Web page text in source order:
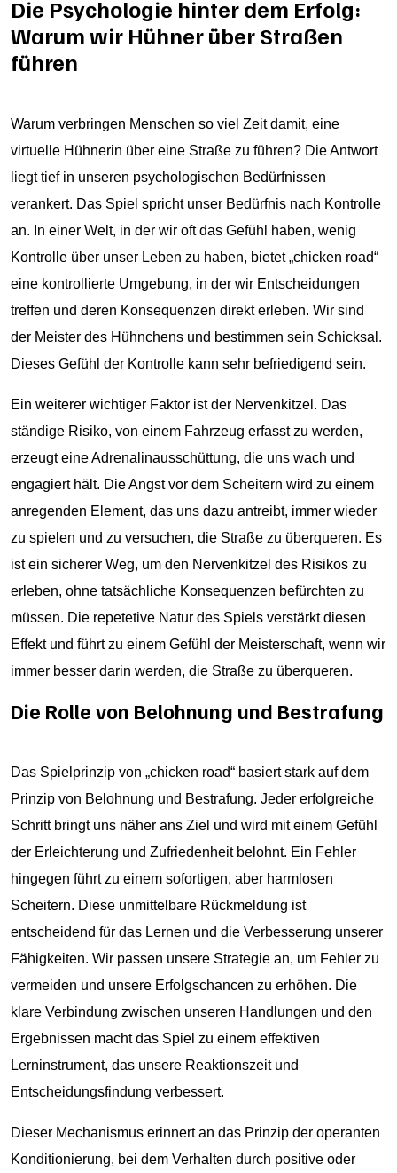
Die Psychologie hinter dem Erfolg:
Warum wir Hühner über Straßen
führen
Warum verbringen Menschen so viel Zeit damit, eine
virtuelle Hühnerin über eine Straße zu führen? Die Antwort
liegt tief in unseren psychologischen Bedürfnissen
verankert. Das Spiel spricht unser Bedürfnis nach Kontrolle
an. In einer Welt, in der wir oft das Gefühl haben, wenig
Kontrolle über unser Leben zu haben, bietet „chicken road“
eine kontrollierte Umgebung, in der wir Entscheidungen
treffen und deren Konsequenzen direkt erleben. Wir sind
der Meister des Hühnchens und bestimmen sein Schicksal.
Dieses Gefühl der Kontrolle kann sehr befriedigend sein.
Ein weiterer wichtiger Faktor ist der Nervenkitzel. Das
ständige Risiko, von einem Fahrzeug erfasst zu werden,
erzeugt eine Adrenalinausschüttung, die uns wach und
engagiert hält. Die Angst vor dem Scheitern wird zu einem
anregenden Element, das uns dazu antreibt, immer wieder
zu spielen und zu versuchen, die Straße zu überqueren. Es
ist ein sicherer Weg, um den Nervenkitzel des Risikos zu
erleben, ohne tatsächliche Konsequenzen befürchten zu
müssen. Die repetetive Natur des Spiels verstärkt diesen
Effekt und führt zu einem Gefühl der Meisterschaft, wenn wir
immer besser darin werden, die Straße zu überqueren.
Die Rolle von Belohnung und Bestrafung
Das Spielprinzip von „chicken road“ basiert stark auf dem
Prinzip von Belohnung und Bestrafung. Jeder erfolgreiche
Schritt bringt uns näher ans Ziel und wird mit einem Gefühl
der Erleichterung und Zufriedenheit belohnt. Ein Fehler
hingegen führt zu einem sofortigen, aber harmlosen
Scheitern. Diese unmittelbare Rückmeldung ist
entscheidend für das Lernen und die Verbesserung unserer
Fähigkeiten. Wir passen unsere Strategie an, um Fehler zu
vermeiden und unsere Erfolgschancen zu erhöhen. Die
klare Verbindung zwischen unseren Handlungen und den
Ergebnissen macht das Spiel zu einem effektiven
Lerninstrument, das unsere Reaktionszeit und
Entscheidungsfindung verbessert.
Dieser Mechanismus erinnert an das Prinzip der operanten
Konditionierung, bei dem Verhalten durch positive oder